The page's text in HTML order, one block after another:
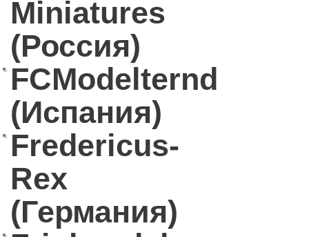
Miniatures
(Россия)
FCModelternd
(Испания)
Fredericus-
Rex
(Германия)